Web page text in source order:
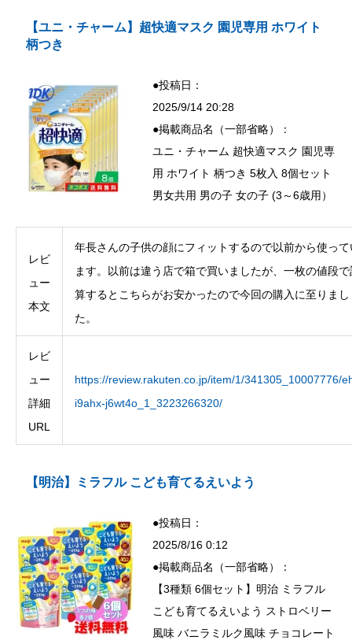
【ユニ・チャーム】超快適マスク 園児専用 ホワイト
柄つき
●投稿日：
2025/9/14 20:28
●掲載商品名（一部省略）：
ユニ・チャーム 超快適マスク 園児専
用 ホワイト 柄つき 5枚入 8個セット
男女共用 男の子 女の子 (3～6歳用）
レビ
ュー
本文
年長さんの子供の顔にフィットするので以前から使って
ます。以前は違う店で箱で買いましたが、一枚の値段で
算するとこちらがお安かったので今回の購入に至りまし
た。
レビ
ュー
詳細
URL
https://review.rakuten.co.jp/item/1/341305_10007776/
i9ahx-j6wt4o_1_3223266320/
【明治】ミラフル こども育てるえいよう
●投稿日：
2025/8/16 0:12
●掲載商品名（一部省略）：
【3種類 6個セット】明治 ミラフル
こども育てるえいよう ストロベリー
風味 バニラミルク風味 チョコレート